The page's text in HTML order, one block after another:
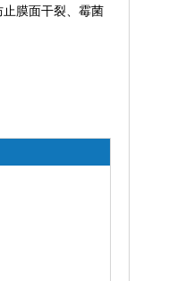
膜面干裂、霉菌